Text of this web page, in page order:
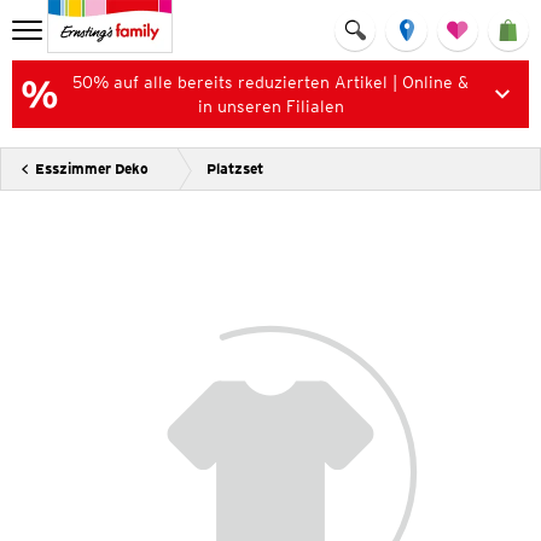
50% auf alle bereits reduzierten Artikel | Online &
in unseren Filialen
Esszimmer Deko Platzset